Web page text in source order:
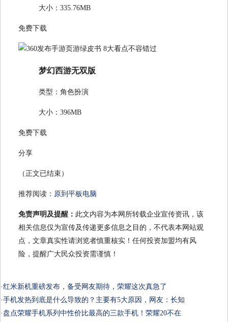
大小：335.76MB
免费下载
梦幻西游无双版
类型：角色扮演
大小：396MB
免费下载
分享
（正文已结束）
推荐阅读： 原到平板电脑
免责声明及提醒： 此文内容为本网所转载企业宣传资讯，该
相关信息仅为宣传及传递更多信息之目的，不代表本网站观
点，文章真实性请浏览者慎重核实！任何投资加盟均有风
险，提醒广大民众投资需谨慎！
·红米新机重磅发布，备受网友期待，荣耀这次真急了
·手机发热到底是什么导致的？主要有5大原因，网友：长知
·盘点荣耀手机系列中性价比最高的三款手机！荣耀20不在